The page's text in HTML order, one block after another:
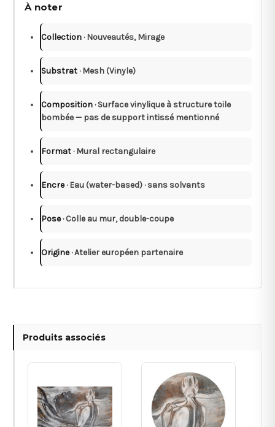
À noter
Collection · Nouveautés, Mirage
Substrat · Mesh (Vinyle)
Composition · Surface vinylique à structure toile
bombée — pas de support intissé mentionné
Format · Mural rectangulaire
Encre· Eau (water-based) · sans solvants
Pose· Colle au mur, double-coupe
Origine· Atelier européen partenaire
Produits associés